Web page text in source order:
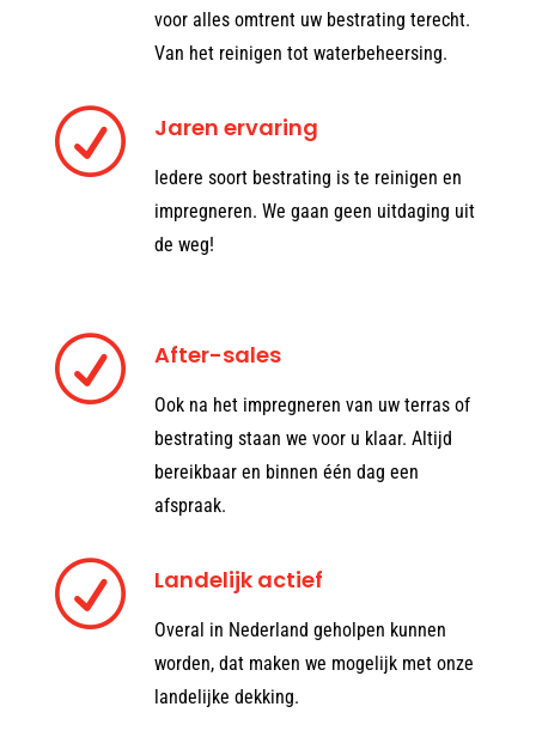
voor alles omtrent uw bestrating terecht.
Van het reinigen tot waterbeheersing.
R Jaren ervaring
Iedere soort bestrating is te reinigen en
impregneren. We gaan geen uitdaging uit
de weg!
R After-sales
Ook na het impregneren van uw terras of
bestrating staan we voor u klaar. Altijd
bereikbaar en binnen één dag een
afspraak.
R Landelijk actief
Overal in Nederland geholpen kunnen
worden, dat maken we mogelijk met onze
landelijke dekking.